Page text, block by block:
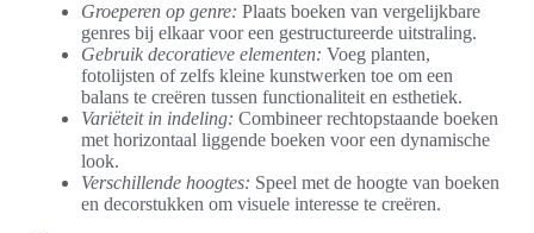
Groeperen op genre: Plaats boeken van vergelijkbare
genres bij elkaar voor een gestructureerde uitstraling.
Gebruik decoratieve elementen: Voeg planten,
fotolijsten of zelfs kleine kunstwerken toe om een
balans te creëren tussen functionaliteit en esthetiek.
Variëteit in indeling: Combineer rechtopstaande boeken
met horizontaal liggende boeken voor een dynamische
look.
Verschillende hoogtes: Speel met de hoogte van boeken
en decorstukken om visuele interesse te creëren.